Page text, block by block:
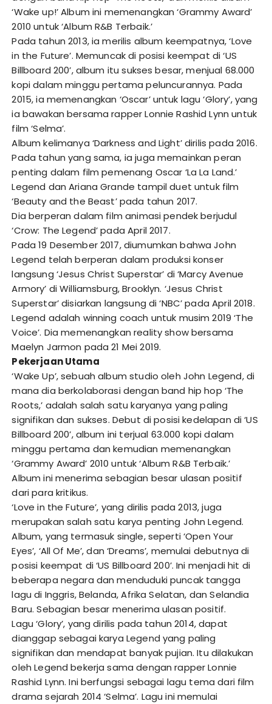
‘Wake up!’ Album ini memenangkan ‘Grammy Award’
2010 untuk ‘Album R&B Terbaik.’
Pada tahun 2013, ia merilis album keempatnya, ‘Love
in the Future’. Memuncak di posisi keempat di ‘US
Billboard 200’, album itu sukses besar, menjual 68.000
kopi dalam minggu pertama peluncurannya. Pada
2015, ia memenangkan ‘Oscar’ untuk lagu ‘Glory’, yang
ia bawakan bersama rapper Lonnie Rashid Lynn untuk
film ‘Selma’.
Album kelimanya ‘Darkness and Light’ dirilis pada 2016.
Pada tahun yang sama, ia juga memainkan peran
penting dalam film pemenang Oscar ‘La La Land.’
Legend dan Ariana Grande tampil duet untuk film
‘Beauty and the Beast’ pada tahun 2017.
Dia berperan dalam film animasi pendek berjudul
‘Crow: The Legend’ pada April 2017.
Pada 19 Desember 2017, diumumkan bahwa John
Legend telah berperan dalam produksi konser
langsung ‘Jesus Christ Superstar’ di ‘Marcy Avenue
Armory’ di Williamsburg, Brooklyn. ‘Jesus Christ
Superstar’ disiarkan langsung di ‘NBC’ pada April 2018.
Legend adalah winning coach untuk musim 2019 ‘The
Voice’. Dia memenangkan reality show bersama
Maelyn Jarmon pada 21 Mei 2019.
Pekerjaan Utama
‘Wake Up’, sebuah album studio oleh John Legend, di
mana dia berkolaborasi dengan band hip hop ‘The
Roots,’ adalah salah satu karyanya yang paling
signifikan dan sukses. Debut di posisi kedelapan di ‘US
Billboard 200’, album ini terjual 63.000 kopi dalam
minggu pertama dan kemudian memenangkan
‘Grammy Award’ 2010 untuk ‘Album R&B Terbaik.’
Album ini menerima sebagian besar ulasan positif
dari para kritikus.
‘Love in the Future’, yang dirilis pada 2013, juga
merupakan salah satu karya penting John Legend.
Album, yang termasuk single, seperti ‘Open Your
Eyes’, ‘All Of Me’, dan ‘Dreams’, memulai debutnya di
posisi keempat di ‘US Billboard 200’. Ini menjadi hit di
beberapa negara dan menduduki puncak tangga
lagu di Inggris, Belanda, Afrika Selatan, dan Selandia
Baru. Sebagian besar menerima ulasan positif.
Lagu ‘Glory’, yang dirilis pada tahun 2014, dapat
dianggap sebagai karya Legend yang paling
signifikan dan mendapat banyak pujian. Itu dilakukan
oleh Legend bekerja sama dengan rapper Lonnie
Rashid Lynn. Ini berfungsi sebagai lagu tema dari film
drama sejarah 2014 ‘Selma’. Lagu ini memulai